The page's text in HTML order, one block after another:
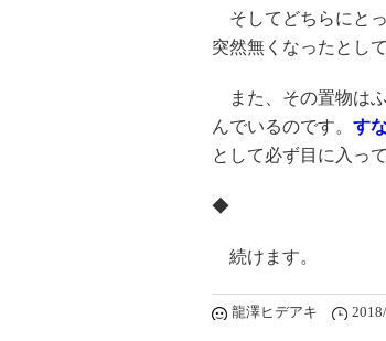
そしてどちらにと
突然無くなったとし
また、その置物は
んでいるのです。 す
として必ず目に入っ
◆
続けます。
龍澤ヒデアキ